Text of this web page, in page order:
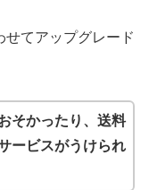
せてアップグレード
そかったり、送料
ービスがうけられ